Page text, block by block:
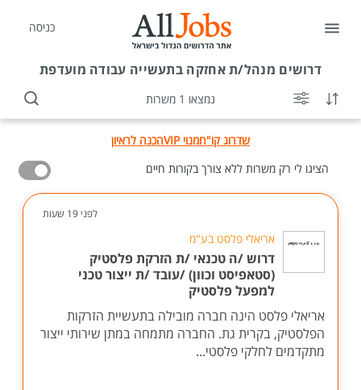
כניסה
דרושים מנהל/ת אחזקה בתעשייה עבודה מועדפת
נמצאו 1 משרות
שדרוג קו"חמנוי VIP
הכנה לראיון
הציגו לי רק משרות ללא צורך בקורות חיים
לפני 19 שעות
אריאלי פלסט בע"מ
דרוש /ה טכנאי /ת הזרקת פלסטיק
(סטאפיסט וכוון) /עובד /ת ייצור טכני
למפעל פלסטיק
אריאלי פלסט הינה חברה מובילה בתעשיית הזרקות
הפלסטיק, בקרית גת. החברה מתמחה במתן שירותי ייצור
מתקדמים לחלקי פלסטי...